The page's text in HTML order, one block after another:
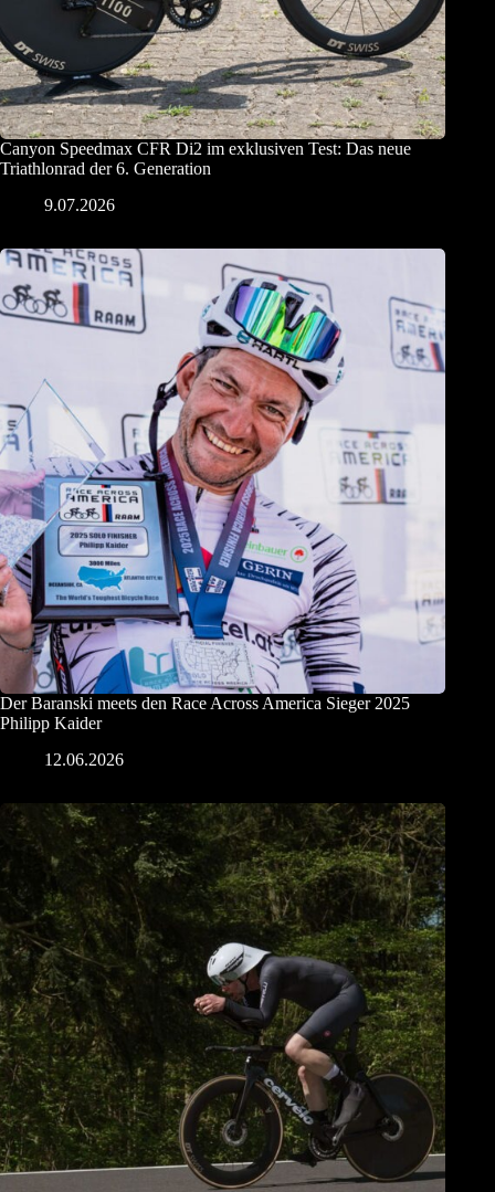
Canyon Speedmax CFR Di2 im exklusiven Test: Das neue
Triathlonrad der 6. Generation
9.07.2026
Der Baranski meets den Race Across America Sieger 2025
Philipp Kaider
12.06.2026